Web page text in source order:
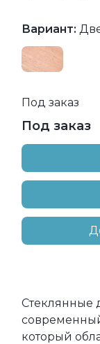
Вариант:
Под заказ
Под заказ
Стеклянные
который